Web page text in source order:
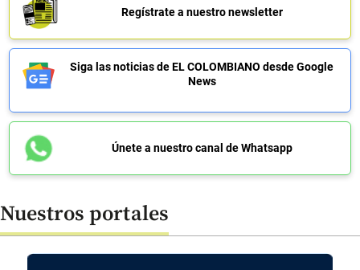
Regístrate a nuestro newsletter
Siga las noticias de EL COLOMBIANO desde Google
News
Únete a nuestro canal de Whatsapp
Nuestros portales